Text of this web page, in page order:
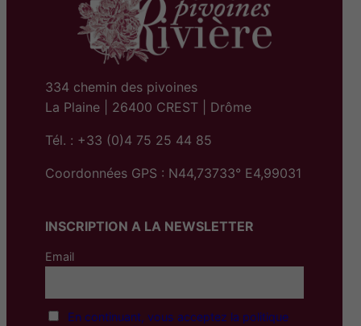
334 chemin des pivoines
La Plaine | 26400 CREST | Drôme
Tél. : +33 (0)4 75 25 44 85
Coordonnées GPS : N44,73733° E4,99031
INSCRIPTION A LA NEWSLETTER
Email
En continuant, vous acceptez la politique